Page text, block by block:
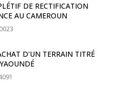
DE RECTIFICATION
AU CAMEROUN
D'UN TERRAIN TITRÉ